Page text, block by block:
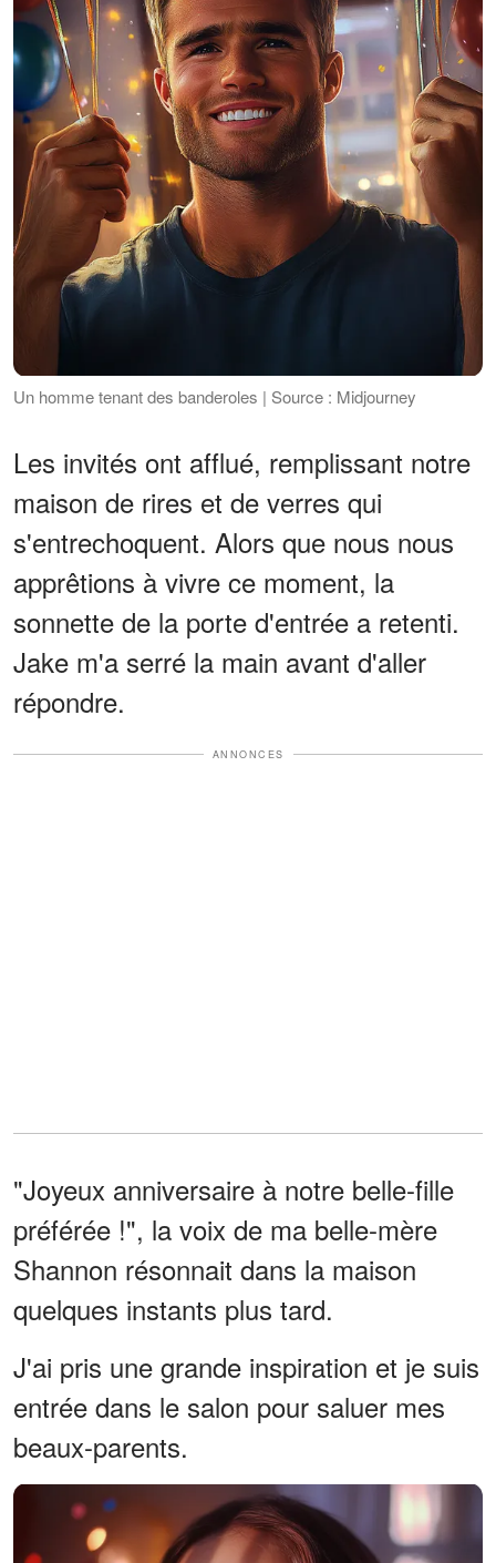
Un homme tenant des banderoles | Source : Midjourney
Les invités ont afflué, remplissant notre
maison de rires et de verres qui
s'entrechoquent. Alors que nous nous
apprêtions à vivre ce moment, la
sonnette de la porte d'entrée a retenti.
Jake m'a serré la main avant d'aller
répondre.
ANNONCES
"Joyeux anniversaire à notre belle-fille
préférée !", la voix de ma belle-mère
Shannon résonnait dans la maison
quelques instants plus tard.
J'ai pris une grande inspiration et je suis
entrée dans le salon pour saluer mes
beaux-parents.